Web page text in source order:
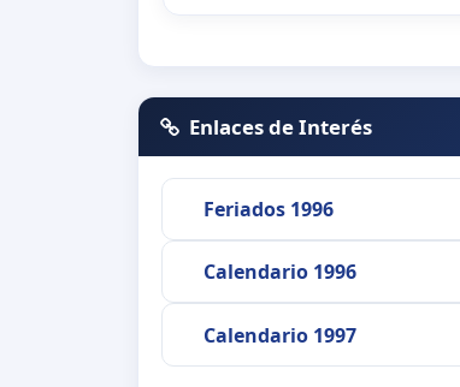
Enlaces de Interés
Feriados 1996
Calendario 1996
Calendario 1997